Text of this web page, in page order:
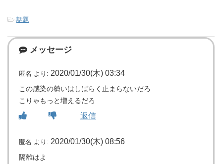
-話題
メッセージ
匿名 より: 2020/01/30(木) 03:34
この感染の勢いはしばらく止まらないだろ
こりゃもっと増えるだろ
返信
匿名 より: 2020/01/30(木) 08:56
隔離はよ